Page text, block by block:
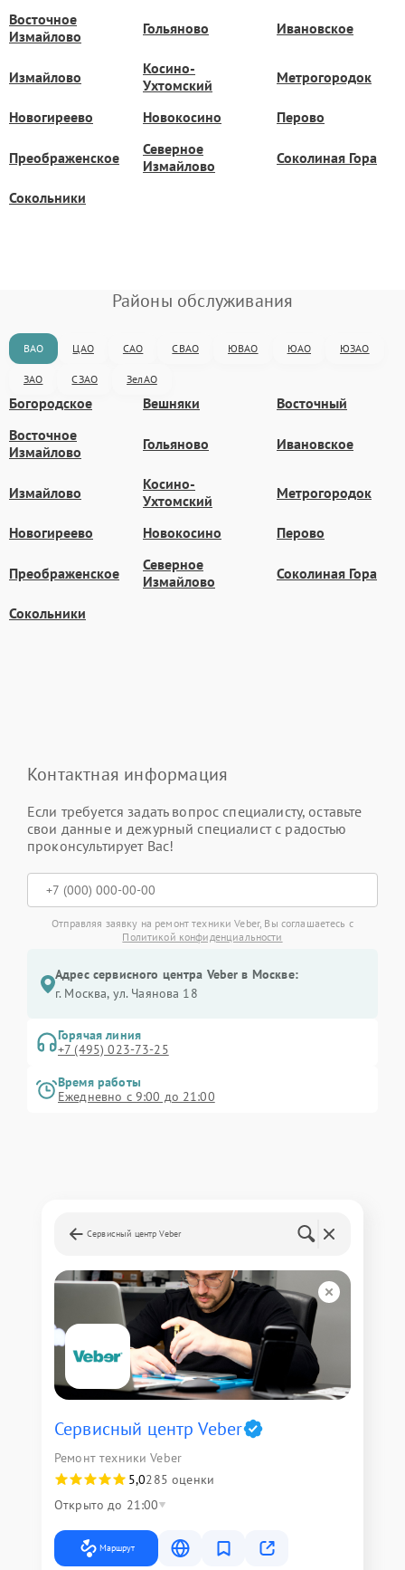
Восточное
Измайлово
Гольяново Ивановское
Измайлово
Косино-
Ухтомский
Метрогородок
Новогиреево Новокосино Перово
Преображенское
Северное
Измайлово
Соколиная Гора
Сокольники
Районы обслуживания
ВАО ЦАО САО СВАО ЮВАО ЮАО ЮЗАО
ЗАО СЗАО ЗелАО
Богородское Вешняки
Восточный
Восточное
Измайлово
Гольяново Ивановское
Измайлово
Косино-
Ухтомский
Метрогородок
Новогиреево Новокосино Перово
Преображенское
Северное
Измайлово
Соколиная Гора
Сокольники
Контактная информация
Если требуется задать вопрос специалисту, оставьте
свои данные и дежурный специалист с радостью
проконсультирует Вас!
Отправляя заявку на ремонт техники Veber, Вы соглашаетесь с
Политикой конфиденциальности
Адрес сервисного центра Veber в Москве:
г. Москва, ул. Чаянова 18
Горячая линия
+7 (495) 023-73-25
Время работы
Ежедневно с 9:00 до 21:00
Сервисный центр Veber
Сервисный центр Veber
Ремонт техники Veber
5,0285 оценки
Открыто до 21:00
Маршрут